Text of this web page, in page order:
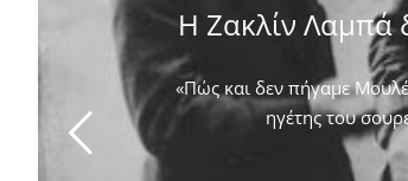
Η Ζακλίν Λαμπά
«Πώς και δεν πήγαμε
ηγέτης του